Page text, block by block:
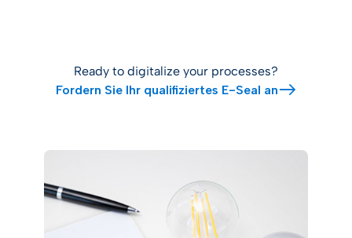
Ready to digitalize your processes?
Fordern Sie Ihr qualifiziertes E-Seal an